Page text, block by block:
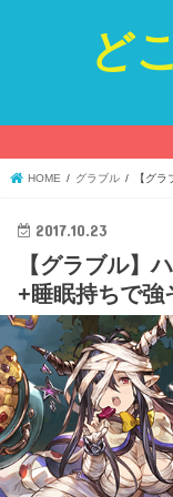
ど
HOME グラブル 【グ
2017.10.23
【グラブル】
+睡眠持ちで強